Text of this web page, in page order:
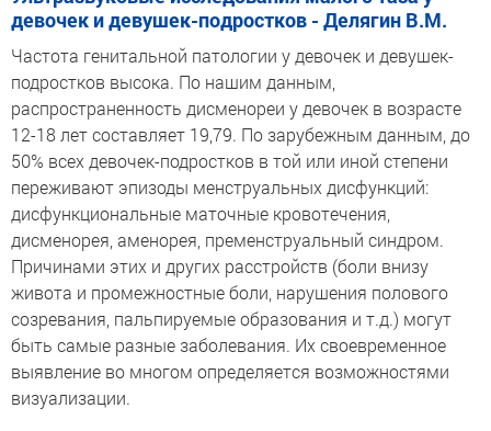
девочек и девушек-подростков - Делягин В.М.
Частота генитальной патологии у девочек и девушек-
подростков высока. По нашим данным,
распространенность дисменореи у девочек в возрасте
12-18 лет составляет 19,79. По зарубежным данным, до
50% всех девочек-подростков в той или иной степени
переживают эпизоды менструальных дисфункций:
дисфункциональные маточные кровотечения,
дисменорея, аменорея, пременструальный синдром.
Причинами этих и других расстройств (боли внизу
живота и промежностные боли, нарушения полового
созревания, пальпируемые образования и т.д.) могут
быть самые разные заболевания. Их своевременное
выявление во многом определяется возможностями
визуализации.